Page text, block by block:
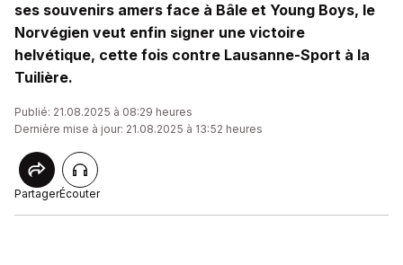
ses souvenirs amers face à Bâle et Young Boys, le
Norvégien veut enfin signer une victoire
helvétique, cette fois contre Lausanne-Sport à la
Tuilière.
Publié: 21.08.2025 à 08:29 heures
Dernière mise à jour: 21.08.2025 à 13:52 heures
PartagerÉcouter